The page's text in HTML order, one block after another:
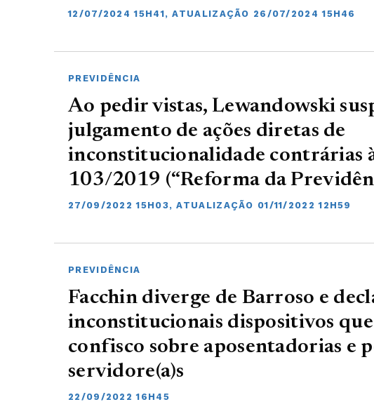
12/07/2024 15H41, ATUALIZAÇÃO 26/07/2024 15H46
PREVIDÊNCIA
Ao pedir vistas, Lewandowski
julgamento de ações diretas de
inconstitucionalidade contrárias
103/2019 (“Reforma da
27/09/2022 15H03, ATUALIZAÇÃO 01/11/2022 12H59
PREVIDÊNCIA
Facchin diverge de Barroso e
inconstitucionais dispositivos
confisco sobre aposentadorias e
servidore(a)s
22/09/2022 16H45